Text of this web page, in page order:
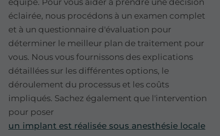
éclairée, nous procédons à un examen complet
et à un questionnaire d'évaluation pour
déterminer le meilleur plan de traitement pour
vous. Nous vous fournissons des explications
détaillées sur les différentes options, le
déroulement du processus et les coûts
impliqués. Sachez également que l'intervention
pour poser
un implant est réalisée sous anesthésie locale